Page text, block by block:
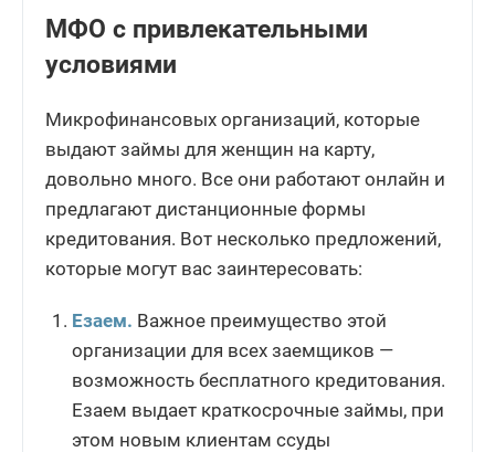
МФО с привлекательными
условиями
Микрофинансовых организаций, которые
выдают займы для женщин на карту,
довольно много. Все они работают онлайн и
предлагают дистанционные формы
кредитования. Вот несколько предложений,
которые могут вас заинтересовать:
Езаем. Важное преимущество этой
организации для всех заемщиков —
возможность бесплатного кредитования.
Езаем выдает краткосрочные займы, при
этом новым клиентам ссуды